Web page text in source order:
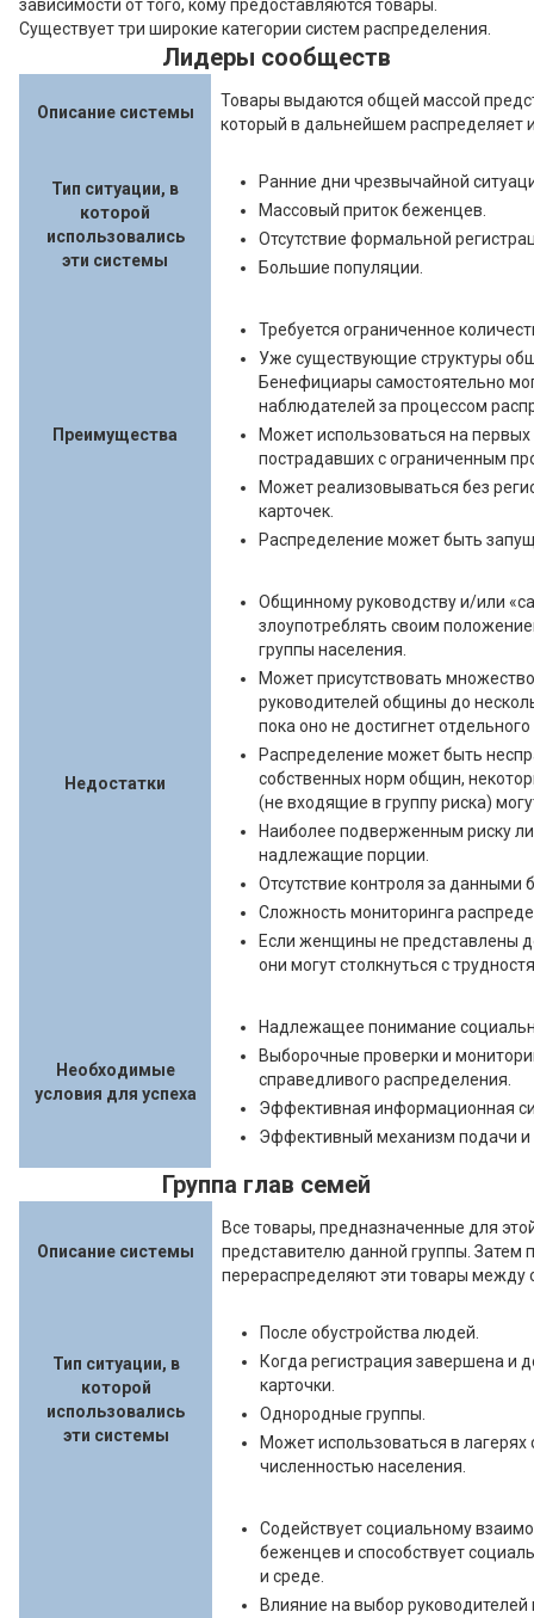
зависимости от того, кому предоставляются товары.
Существует три широкие категории систем распределения.
Лидеры сообществ
Описание системы
Товары выдаются общей массой
который в дальнейшем распределяет
Тип ситуации, в
которой
использовались
эти системы
Ранние дни чрезвычайной
Массовый приток беженцев.
Отсутствие формальной
Большие популяции.
Преимущества
Требуется ограниченное
Уже существующие структуры
Бенефициары самостоятельно
наблюдателей за процессом
Может использоваться на
пострадавших с ограниченным
Может реализовываться без
карточек.
Распределение может быть
Недостатки
Общинному руководству и/или
злоупотреблять своим
группы населения.
Может присутствовать
руководителей общины до
пока оно не достигнет
Распределение может быть
собственных норм общин,
(не входящие в группу риска)
Наиболее подверженным риску
надлежащие порции.
Отсутствие контроля за данными
Сложность мониторинга
Если женщины не представлены
они могут столкнуться с
Необходимые
условия для успеха
Надлежащее понимание
Выборочные проверки и
справедливого распределения.
Эффективная информационная
Эффективный механизм подачи и
Группа глав семей
Описание системы
Все товары, предназначенные для
представителю данной группы. Затем
перераспределяют эти товары между
Тип ситуации, в
которой
использовались
эти системы
После обустройства людей.
Когда регистрация завершена и
карточки.
Однородные группы.
Может использоваться в
численностью населения.
Содействует социальному
беженцев и способствует
и среде.
Влияние на выбор